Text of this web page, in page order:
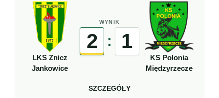
LKS Znicz
Jankowice
WYNIK
2 : 1
KS Polonia
Międzyrzecze
SZCZEGÓŁY